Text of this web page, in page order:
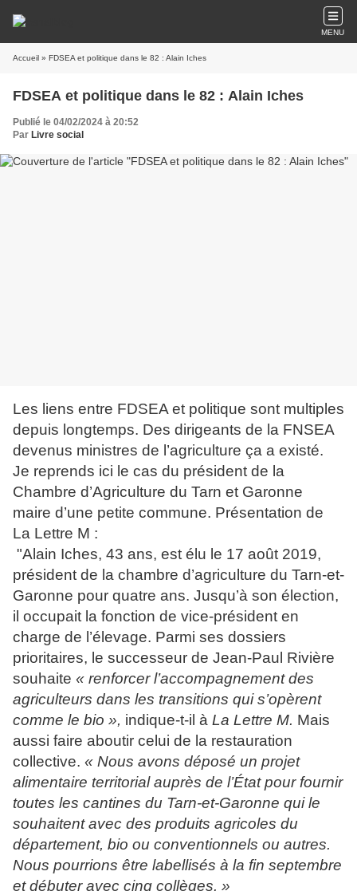
MENU
Accueil » FDSEA et politique dans le 82 : Alain Iches
FDSEA et politique dans le 82 : Alain Iches
Publié le 04/02/2024 à 20:52
Par Livre social
Les liens entre FDSEA et politique sont multiples
depuis longtemps. Des dirigeants de la FNSEA
devenus ministres de l’agriculture ça a existé.
Je reprends ici le cas du président de la
Chambre d’Agriculture du Tarn et Garonne
maire d’une petite commune. Présentation de
La Lettre M :
"Alain Iches, 43 ans, est élu le 17 août 2019,
président de la chambre d’agriculture du Tarn-et-
Garonne pour quatre ans. Jusqu’à son élection,
il occupait la fonction de vice-président en
charge de l’élevage. Parmi ses dossiers
prioritaires, le successeur de Jean-Paul Rivière
souhaite « renforcer l’accompagnement des
agriculteurs dans les transitions qui s’opèrent
comme le bio », indique-t-il à La Lettre M. Mais
aussi faire aboutir celui de la restauration
collective. « Nous avons déposé un projet
alimentaire territorial auprès de l’État pour fournir
toutes les cantines du Tarn-et-Garonne qui le
souhaitent avec des produits agricoles du
département, bio ou conventionnels ou autres.
Nous pourrions être labellisés à la fin septembre
et débuter avec cinq collèges. »